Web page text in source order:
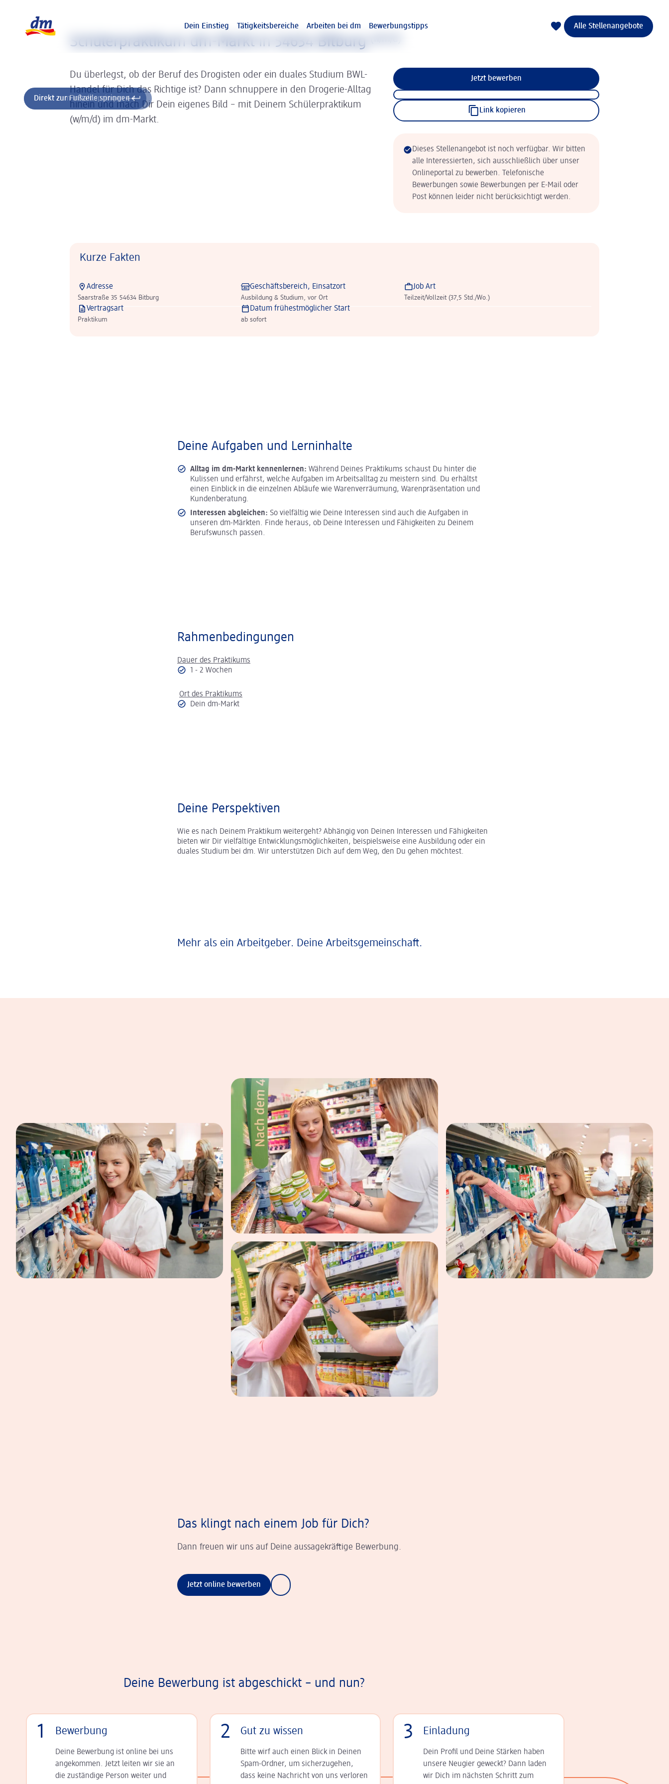
Direkt zum Inhalt springen
Direkt zur Fußzeile springen
Dein Einstieg
Tätigkeitsbereiche Arbeiten bei dm Bewerbungstipps Alle Stellenangebote
Schülerpraktikum dm-Markt in 54634 Bitburg
Du überlegst, ob der Beruf des Drogisten oder ein duales Studium BWL-
Handel für Dich das Richtige ist? Dann schnuppere in den Drogerie-Alltag
hinein und mach Dir Dein eigenes Bild – mit Deinem Schülerpraktikum
(w/m/d) im dm-Markt.
Jetzt bewerben
Link kopieren
Dieses Stellenangebot ist noch verfügbar. Wir bitten
alle Interessierten, sich ausschließlich über unser
Onlineportal zu bewerben. Telefonische
Bewerbungen sowie Bewerbungen per E-Mail oder
Post können leider nicht berücksichtigt werden.
Kurze Fakten
Adresse
Saarstraße 35 54634 Bitburg
Geschäftsbereich, Einsatzort
Ausbildung & Studium, vor Ort
Job Art
Teilzeit/Vollzeit (37,5 Std./Wo.)
Vertragsart
Praktikum
Datum frühestmöglicher Start
ab sofort
Deine Aufgaben und Lerninhalte
Alltag im dm-Markt kennenlernen: Während Deines Praktikums schaust Du hinter die
Kulissen und erfährst, welche Aufgaben im Arbeitsalltag zu meistern sind. Du erhältst
einen Einblick in die einzelnen Abläufe wie Warenverräumung, Warenpräsentation und
Kundenberatung.
Interessen abgleichen: So vielfältig wie Deine Interessen sind auch die Aufgaben in
unseren dm-Märkten. Finde heraus, ob Deine Interessen und Fähigkeiten zu Deinem
Berufswunsch passen.
Rahmenbedingungen
Dauer des Praktikums
1 - 2 Wochen
Ort des Praktikums
Dein dm-Markt
Deine Perspektiven
Wie es nach Deinem Praktikum weitergeht? Abhängig von Deinen Interessen und Fähigkeiten
bieten wir Dir vielfältige Entwicklungsmöglichkeiten, beispielsweise eine Ausbildung oder ein
duales Studium bei dm. Wir unterstützen Dich auf dem Weg, den Du gehen möchtest.
Mehr als ein Arbeitgeber. Deine Arbeitsgemeinschaft.
Das klingt nach einem Job für Dich?
Dann freuen wir uns auf Deine aussagekräftige Bewerbung.
Jetzt online bewerben
Deine Bewerbung ist abgeschickt – und nun?
1 Bewerbung
Deine Bewerbung ist online bei uns
angekommen. Jetzt leiten wir sie an
die zu­stän­dige Person weiter und
2 Gut zu wissen
Bitte wirf auch einen Blick in Deinen
Spam-Ordner, um sicherzugehen,
dass keine Nachricht von uns verloren
3 Einladung
Dein Profil und Deine Stär­ken haben
unsere Neugier geweckt? Dann laden
wir Dich im nächsten Schritt zum